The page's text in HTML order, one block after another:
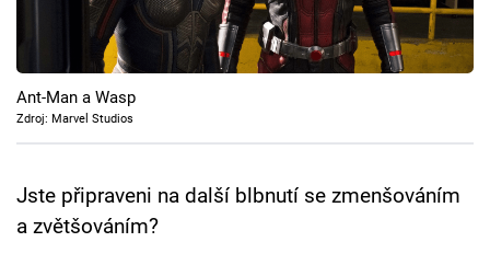
Cool Esport
Pořady
TV Program
Ant-Man a Wasp
Zdroj: Marvel Studios
Jste připraveni na další blbnutí se zmenšováním
a zvětšováním?